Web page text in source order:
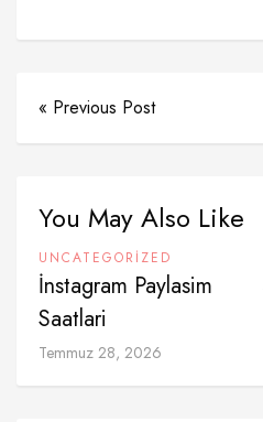
« Previous Post
You May Also Like
UNCATEGORIZED
İnstagram Paylasim
Saatlari
Temmuz 28, 2026